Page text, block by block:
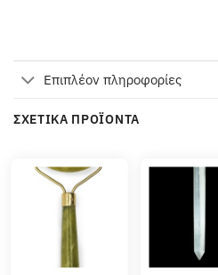
Επιπλέον πληροφορίες
ΣΧΕΤΙΚΆ ΠΡΟΪΌΝΤΑ